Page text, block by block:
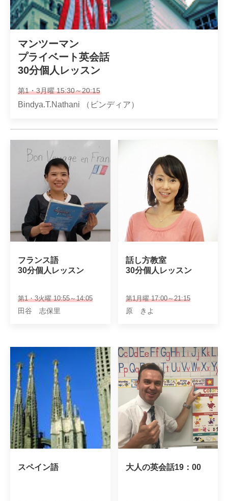
マンツーマン
プライベート英会話
30分個人レッスン
第1・3月曜 15:30～20:15
Bindya.T.Nathani （ビンディア）
フランス語
30分個人レッスン
第1・3火曜 10:55～14:05
田谷 志保里
話し方教室
30分個人レッスン
第1月曜 17:00～21:15
原 きよ
スペイン語 大人の英会話19：00